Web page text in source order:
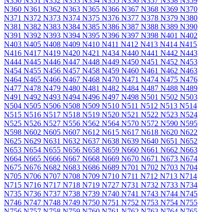
N360 N361 N362 N363 N365 N366 N367 N368 N369 N370
N371 N372 N373 N374 N375 N376 N377 N378 N379 N380
N381 N382 N383 N384 N385 N386 N387 N388 N389 N390
N391 N392 N393 N394 N395 N396 N397 N398 N401 N402
N403 N405 N408 N409 N410 N411 N412 N413 N414 N415
N416 N417 N419 N420 N421 N434 N440 N441 N442 N443
N444 N445 N446 N447 N448 N449 N450 N451 N452 N453
N454 N455 N456 N457 N458 N459 N460 N461 N462 N463
N464 N465 N466 N467 N468 N470 N471 N474 N475 N476
N477 N478 N479 N480 N481 N482 N484 N487 N488 N489
N491 N492 N493 N494 N496 N497 N498 N501 N502 N503
N504 N505 N506 N508 N509 N510 N511 N512 N513 N514
N515 N516 N517 N518 N519 N520 N521 N522 N523 N524
N525 N526 N527 N556 N562 N564 N570 N572 N590 N595
N598 N602 N605 N607 N612 N615 N617 N618 N620 N622
N625 N629 N631 N632 N637 N638 N639 N640 N651 N652
N653 N654 N655 N656 N658 N659 N660 N661 N662 N663
N664 N665 N666 N667 N668 N669 N670 N671 N673 N674
N675 N676 N682 N683 N686 N689 N701 N702 N703 N704
N705 N706 N707 N708 N709 N710 N711 N712 N713 N714
N715 N716 N717 N718 N719 N727 N731 N732 N733 N734
N735 N736 N737 N738 N739 N740 N741 N743 N744 N745
N746 N747 N748 N749 N750 N751 N752 N753 N754 N755